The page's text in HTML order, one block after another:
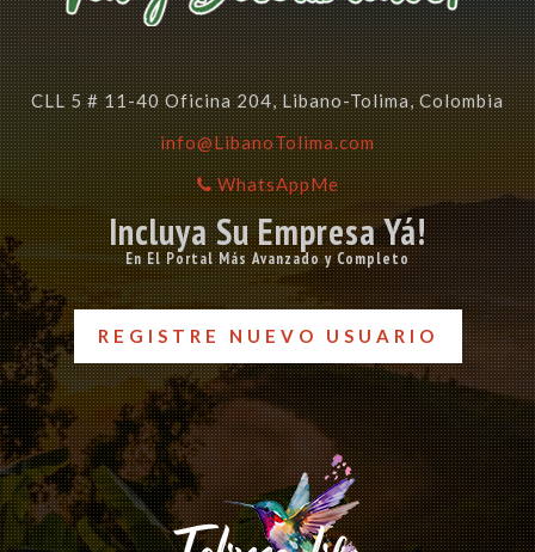
CLL 5 # 11-40 Oficina 204, Libano-Tolima, Colombia
info@LibanoTolima.com
WhatsAppMe
Incluya Su Empresa Yá!
En El Portal Más Avanzado y Completo
REGISTRE NUEVO USUARIO